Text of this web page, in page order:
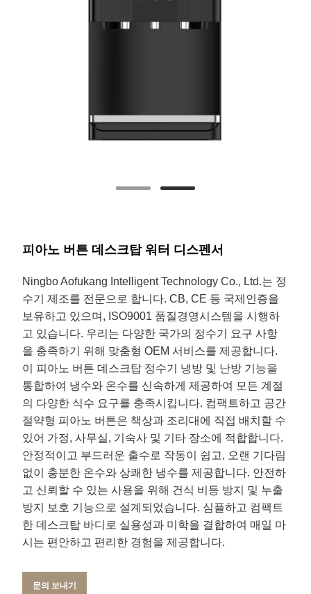
피아노 버튼 데스크탑 워터 디스펜서
Ningbo Aofukang Intelligent Technology Co., Ltd.는 정
수기 제조를 전문으로 합니다. CB, CE 등 국제인증을
보유하고 있으며, ISO9001 품질경영시스템을 시행하
고 있습니다. 우리는 다양한 국가의 정수기 요구 사항
을 충족하기 위해 맞춤형 OEM 서비스를 제공합니다.
이 피아노 버튼 데스크탑 정수기 냉방 및 난방 기능을
통합하여 냉수와 온수를 신속하게 제공하여 모든 계절
의 다양한 식수 요구를 충족시킵니다. 컴팩트하고 공간
절약형 피아노 버튼은 책상과 조리대에 직접 배치할 수
있어 가정, 사무실, 기숙사 및 기타 장소에 적합합니다.
안정적이고 부드러운 출수로 작동이 쉽고, 오랜 기다림
없이 충분한 온수와 상쾌한 냉수를 제공합니다. 안전하
고 신뢰할 수 있는 사용을 위해 건식 비등 방지 및 누출
방지 보호 기능으로 설계되었습니다. 심플하고 컴팩트
한 데스크탑 바디로 실용성과 미학을 결합하여 매일 마
시는 편안하고 편리한 경험을 제공합니다.
문의 보내기